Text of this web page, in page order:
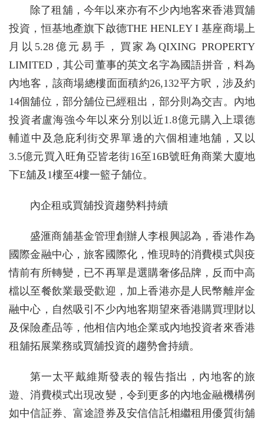
除了租舖，今年以來亦有不少內地客來香港買舖
投資，恒基地產旗下啟德THE HENLEY I 基座商場上
月以5.28億元易手，買家為QIXING PROPERTY
LIMITED，其公司董事的英文名字為國語拼音，料為
內地客，該商場總樓面面積約26,132平方呎，涉及約
14個舖位，部分舖位已經租出，部分則為交吉。內地
投資者盧海強今年以來分別以近1.8億元購入上環德
輔道中及急庇利街交界單邊的六個相連地舖，又以
3.5億元買入旺角亞皆老街16至16B號旺角商業大廈地
下E舖及1樓至4樓一籃子舖位。
內企租或買舖投資趨勢料持續
盛滙商舖基金管理創辦人李根興認為，香港作為
國際金融中心，旅客國際化，惟現時的消費模式與疫
情前有所轉變，已不再單是選購奢侈品牌，反而中高
檔以至餐飲業最受歡迎，加上香港亦是人民幣離岸金
融中心，自然吸引不少內地客期望來香港購買理財以
及保險產品等，他相信內地企業或內地投資者來香港
租舖拓展業務或買舖投資的趨勢會持續。
第一太平戴維斯發表的報告指出，內地客的旅
遊、消費模式出現改變，令到更多的內地金融機構例
如中信証券、富途證券及安信信託相繼租用優質街舖